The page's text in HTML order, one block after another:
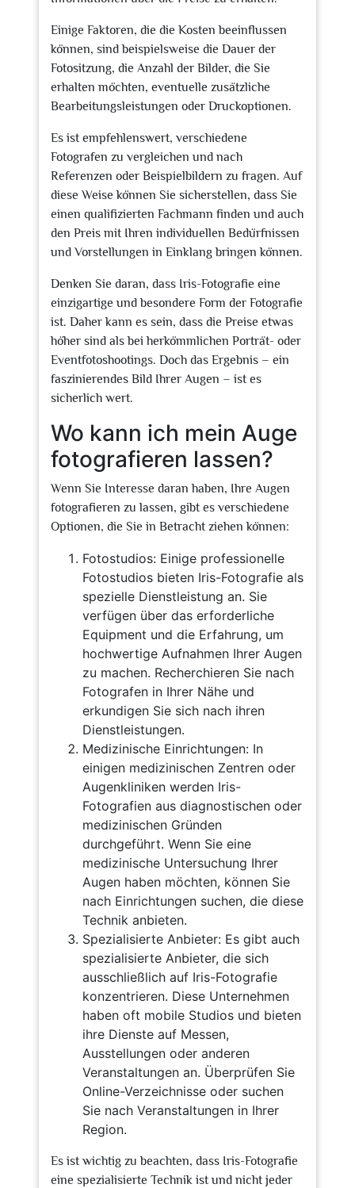
Einige Faktoren, die die Kosten beeinflussen
können, sind beispielsweise die Dauer der
Fotositzung, die Anzahl der Bilder, die Sie
erhalten möchten, eventuelle zusätzliche
Bearbeitungsleistungen oder Druckoptionen.
Es ist empfehlenswert, verschiedene
Fotografen zu vergleichen und nach
Referenzen oder Beispielbildern zu fragen. Auf
diese Weise können Sie sicherstellen, dass Sie
einen qualifizierten Fachmann finden und auch
den Preis mit Ihren individuellen Bedürfnissen
und Vorstellungen in Einklang bringen können.
Denken Sie daran, dass Iris-Fotografie eine
einzigartige und besondere Form der Fotografie
ist. Daher kann es sein, dass die Preise etwas
höher sind als bei herkömmlichen Porträt- oder
Eventfotoshootings. Doch das Ergebnis – ein
faszinierendes Bild Ihrer Augen – ist es
sicherlich wert.
Wo kann ich mein Auge
fotografieren lassen?
Wenn Sie Interesse daran haben, Ihre Augen
fotografieren zu lassen, gibt es verschiedene
Optionen, die Sie in Betracht ziehen können:
Fotostudios: Einige professionelle
Fotostudios bieten Iris-Fotografie als
spezielle Dienstleistung an. Sie
verfügen über das erforderliche
Equipment und die Erfahrung, um
hochwertige Aufnahmen Ihrer Augen
zu machen. Recherchieren Sie nach
Fotografen in Ihrer Nähe und
erkundigen Sie sich nach ihren
Dienstleistungen.
Medizinische Einrichtungen: In
einigen medizinischen Zentren oder
Augenkliniken werden Iris-
Fotografien aus diagnostischen oder
medizinischen Gründen
durchgeführt. Wenn Sie eine
medizinische Untersuchung Ihrer
Augen haben möchten, können Sie
nach Einrichtungen suchen, die diese
Technik anbieten.
Spezialisierte Anbieter: Es gibt auch
spezialisierte Anbieter, die sich
ausschließlich auf Iris-Fotografie
konzentrieren. Diese Unternehmen
haben oft mobile Studios und bieten
ihre Dienste auf Messen,
Ausstellungen oder anderen
Veranstaltungen an. Überprüfen Sie
Online-Verzeichnisse oder suchen
Sie nach Veranstaltungen in Ihrer
Region.
Es ist wichtig zu beachten, dass Iris-Fotografie
eine spezialisierte Technik ist und nicht jeder